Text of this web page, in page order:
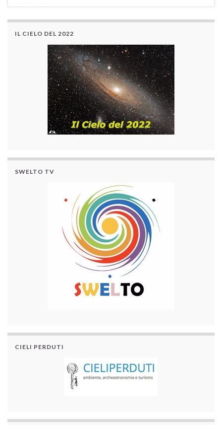
IL CIELO DEL 2022
SWELTO TV
CIELI PERDUTI